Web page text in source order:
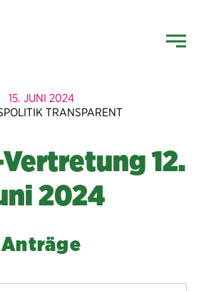
15. JUNI 2024
TRANSPARENT
12.
2024
Anträge